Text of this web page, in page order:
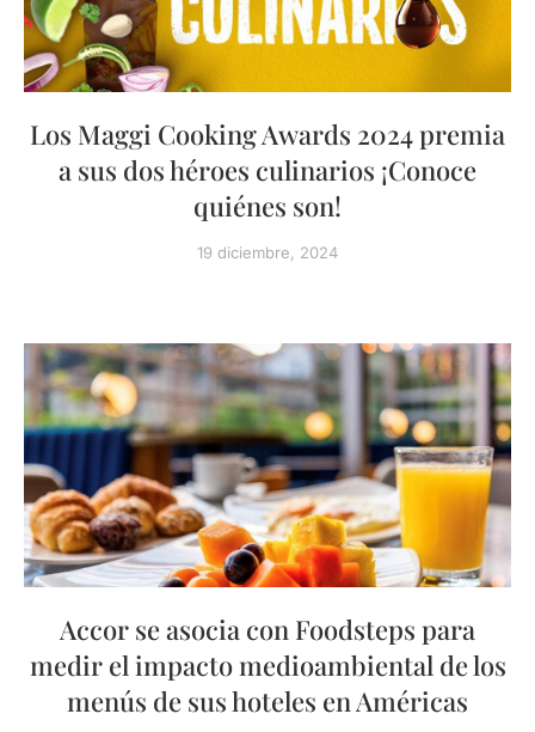
Los Maggi Cooking Awards 2024 premia
a sus dos héroes culinarios ¡Conoce
quiénes son!
19 diciembre, 2024
Accor se asocia con Foodsteps para
medir el impacto medioambiental de los
menús de sus hoteles en Américas